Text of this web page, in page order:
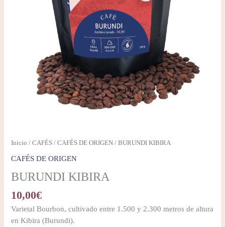
Inicio /CAFÉS /CAFÉS DE ORIGEN / BURUNDI KIBIRA
CAFÉS DE ORIGEN
BURUNDI KIBIRA
10,00€
Varietal Bourbon, cultivado entre 1.500 y 2.300 metros de altura
en Kibira (Burundi).